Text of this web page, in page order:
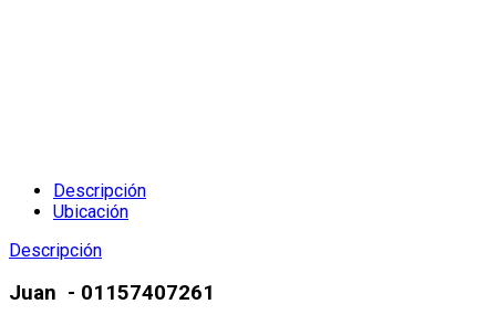
Descripción
Ubicación
Descripción
Juan - 01157407261